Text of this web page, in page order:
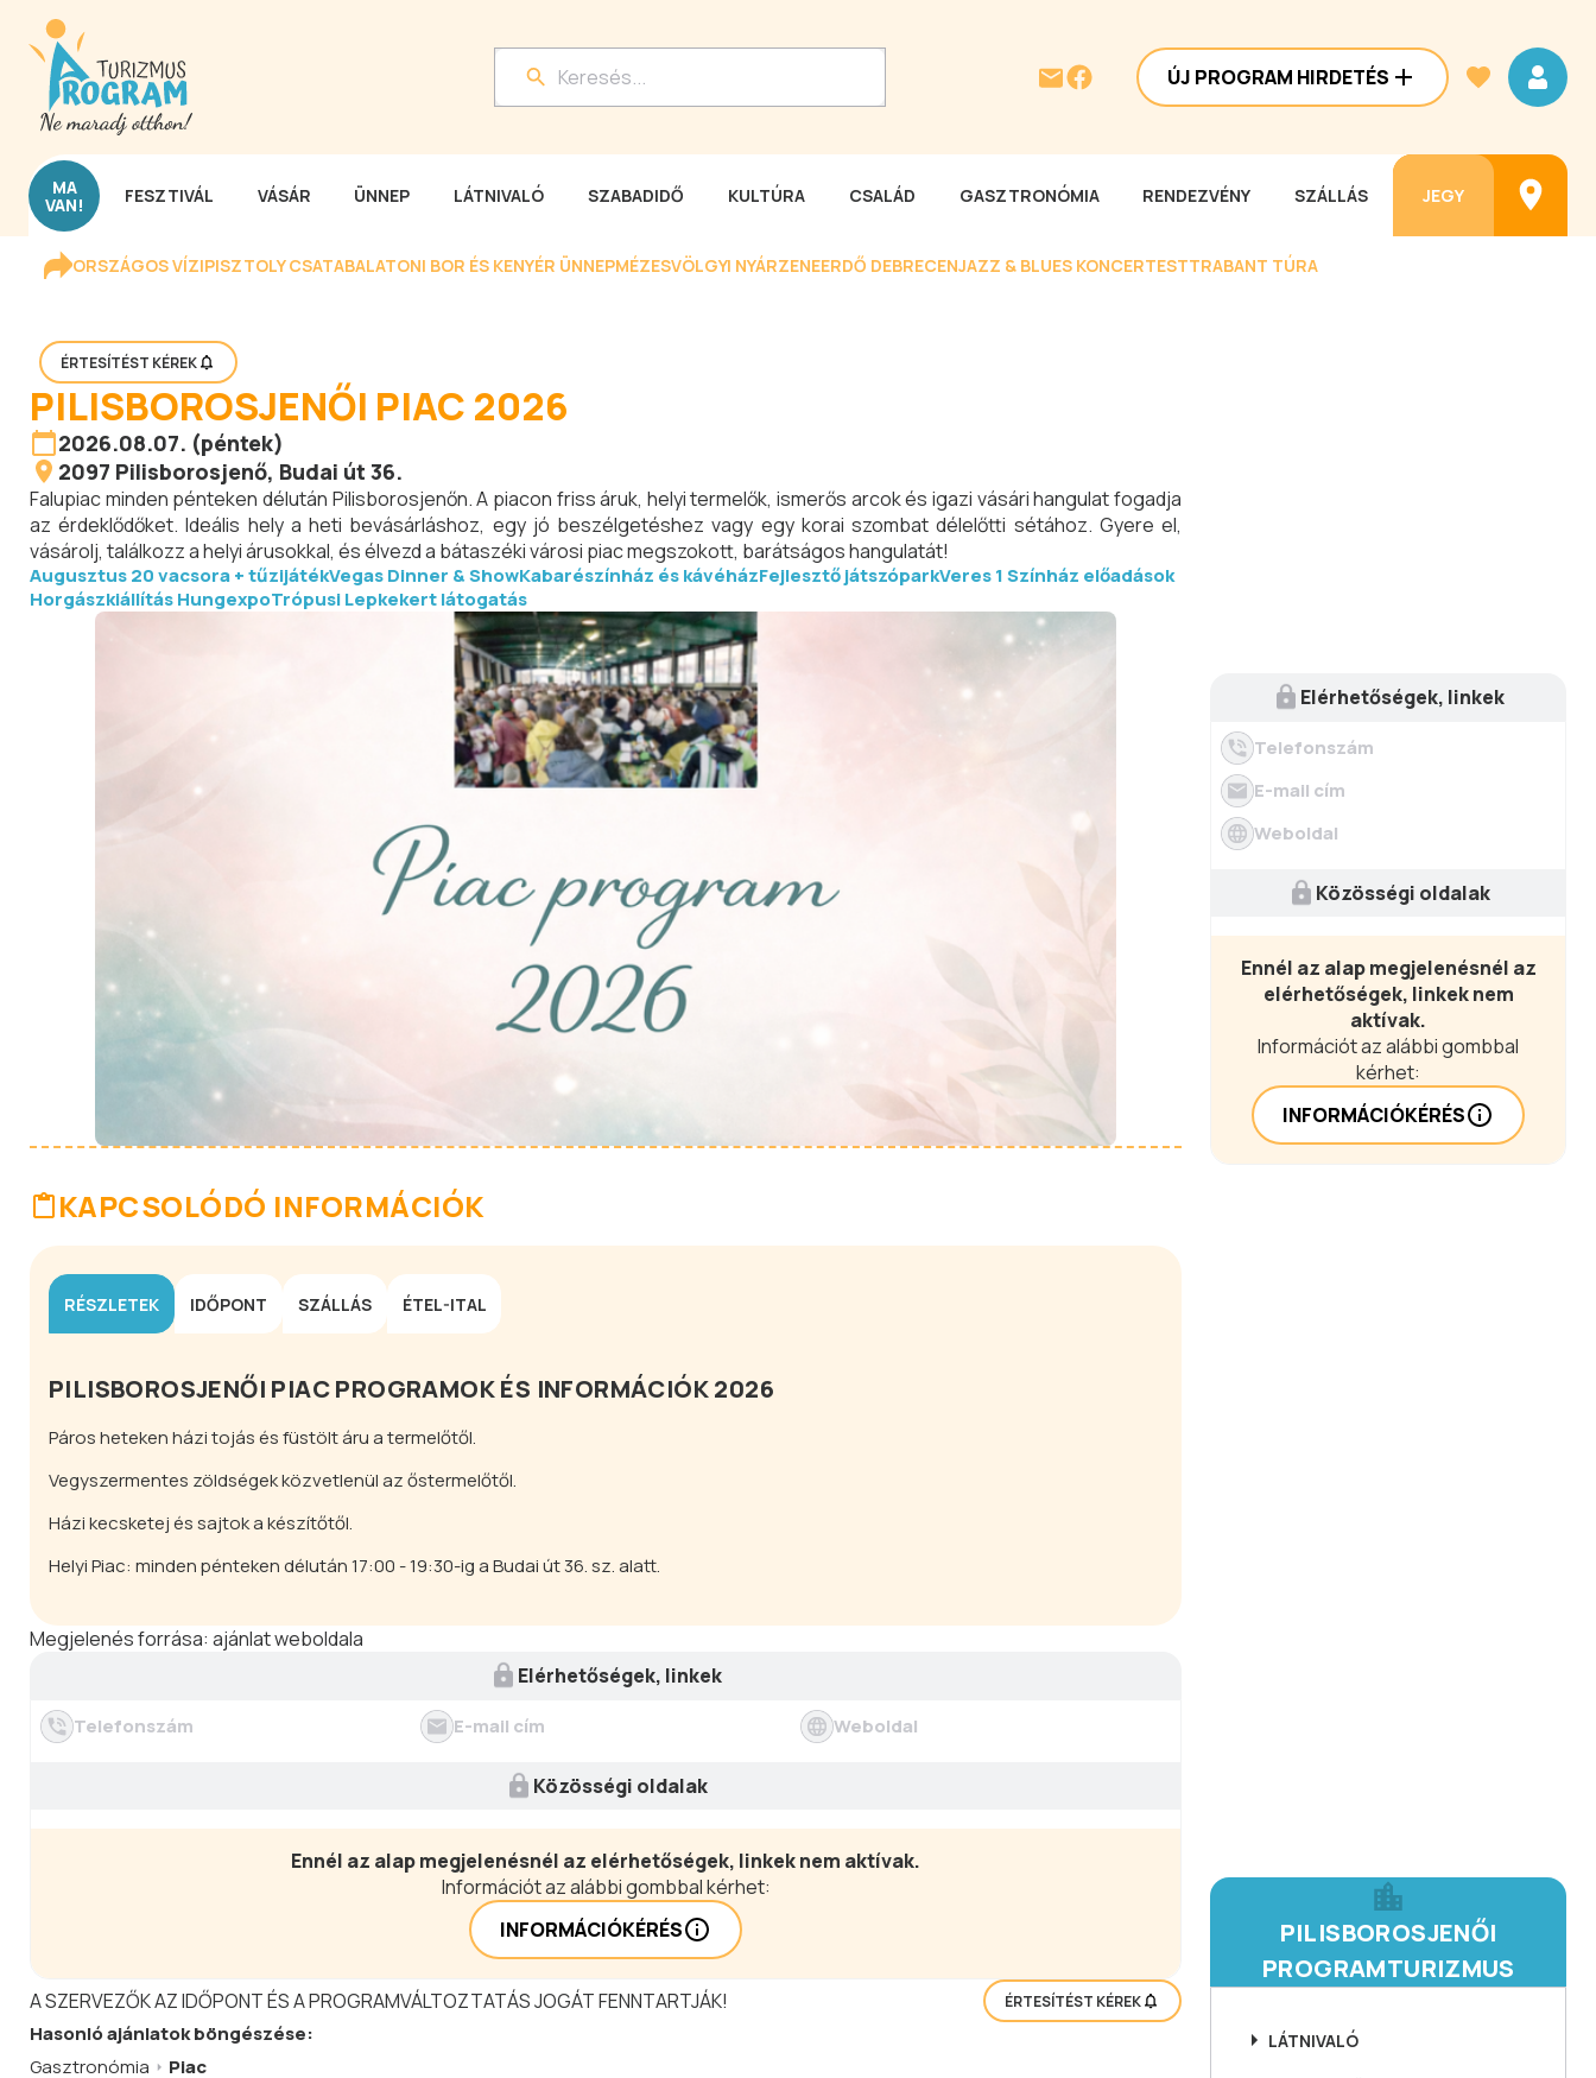
ÚJ PROGRAM HIRDETÉS
MA
VAN! FESZTIVÁL VÁSÁR ÜNNEP LÁTNIVALÓ SZABADIDŐ KULTÚRA CSALÁD GASZTRONÓMIA RENDEZVÉNY SZÁLLÁS JEGY
ORSZÁGOS VÍZIPISZTOLY CSATABALATONI BOR ÉS KENYÉR ÜNNEPMÉZESVÖLGYI NYÁRZENEERDŐ DEBRECENJAZZ & BLUES KONCERTESTTRABANT TÚRA
ÉRTESÍTÉST KÉREK
PILISBOROSJENŐI PIAC 2026
2026.08.07. (péntek)
2097 Pilisborosjenő, Budai út 36.
Falupiac minden pénteken délután Pilisborosjenőn. A piacon friss áruk, helyi termelők, ismerős arcok és igazi vásári hangulat fogadja
az érdeklődőket. Ideális hely a heti bevásárláshoz, egy jó beszélgetéshez vagy egy korai szombat délelőtti sétához. Gyere el,
vásárolj, találkozz a helyi árusokkal, és élvezd a bátaszéki városi piac megszokott, barátságos hangulatát!
Augusztus 20 vacsora + tűzijátékVegas Dinner & ShowKabarészínház és kávéházFejlesztő játszóparkVeres 1 Színház előadások
Horgászkiállítás HungexpoTrópusi Lepkekert látogatás
KAPCSOLÓDÓ INFORMÁCIÓK
RÉSZLETEK IDŐPONT SZÁLLÁS ÉTEL-ITAL
PILISBOROSJENŐI PIAC PROGRAMOK ÉS INFORMÁCIÓK 2026
Páros heteken házi tojás és füstölt áru a termelőtől.
Vegyszermentes zöldségek közvetlenül az őstermelőtől.
Házi kecsketej és sajtok a készítőtől.
Helyi Piac: minden pénteken délután 17:00 - 19:30-ig a Budai út 36. sz. alatt.
Megjelenés forrása: ajánlat weboldala
Elérhetőségek, linkek
Telefonszám E-mail cím Weboldal
Közösségi oldalak
Ennél az alap megjelenésnél az elérhetőségek, linkek nem aktívak.
Információt az alábbi gombbal kérhet:
INFORMÁCIÓKÉRÉS
A SZERVEZŐK AZ IDŐPONT ÉS A PROGRAMVÁLTOZTATÁS JOGÁT FENNTARTJÁK! ÉRTESÍTÉST KÉREK
Hasonlóajánlatokböngészése:
Gasztronómia
Piac
Elérhetőségek, linkek
Telefonszám
E-mail cím
Weboldal
Közösségi oldalak
Ennél az alap megjelenésnél az
elérhetőségek, linkek nem
aktívak.
Információt az alábbi gombbal
kérhet:
INFORMÁCIÓKÉRÉS
PILISBOROSJENŐI
PROGRAMTURIZMUS
LÁTNIVALÓ